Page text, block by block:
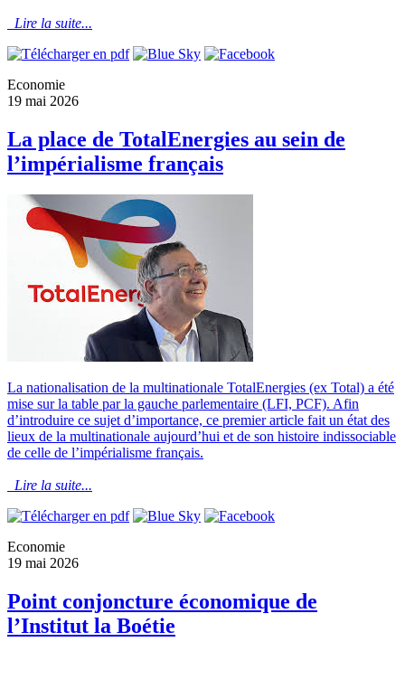
Lire la suite...
Economie
19 mai 2026
La place de TotalEnergies au sein de
l’impérialisme français
La nationalisation de la multinationale TotalEnergies (ex Total) a été
mise sur la table par la gauche parlementaire (LFI, PCF). Afin
d’introduire ce sujet d’importance, ce premier article fait un état des
lieux de la multinationale aujourd’hui et de son histoire indissociable
de celle de l’impérialisme français.
Lire la suite...
Economie
19 mai 2026
Point conjoncture économique de
l’Institut la Boétie